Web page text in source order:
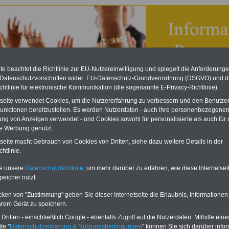
Personalvertretungsgesetz (HPVG): § 96 Mitwirkung
ÖD neu aufgelegt
Oktober 2025 neu aufgelegt. Mit
allen Entgelttabellen für
sowie den
Auszubildendenvergütungen,
beachtet die Richtlinie zur EU-Nutzereinwilligung und spiegelt die
wider: EU-Datenschutz-Grundverordnung (DSGVO) und
für elektronische Kommunikation (die sogenannte E-Privacy-Richtlinie).
verwendet Cookies, um die Nutzererfahrung zu verbessern und den
bereitzustellen. Es werden Nutzerdaten - auch ihre
von Anzeigen verwendet - und Cookies sowohl für personalisierte als auch für
Werbung genutzt.
macht Gebrauch von Cookies von Dritten, siehe dazu weitere Details in der
unsere Datenschutzrichtlinie, um mehr darüber zu erfahren, wie diese
nutzt.
von "Zustimmung" geben Sie dieser Internetseite die Erlaubnis,
Gerät zu speichern.
- einschließlich Google - ebenfalls Zugriff auf die Nutzerdaten. Mithilfe
"Datenschutzerklärung & Nutzungsbedingungen" können Sie sich darüber